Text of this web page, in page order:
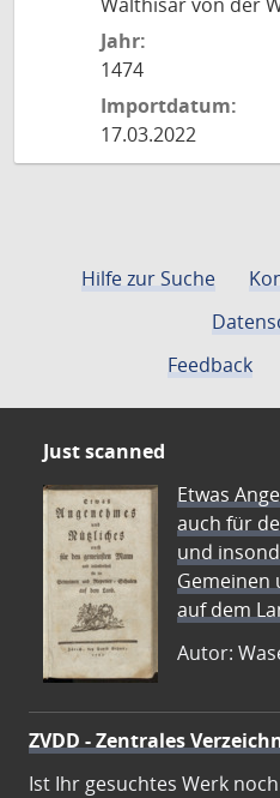
Jahr:
1474
Importdatum:
17.03.2022
Hilfe zur Suche
Feedback
Just scanned
Etwas
auch für
und
Gemeinen
auf dem
Autor:
ZVDD - Zentrales
Ist Ihr gesuchtes Werk